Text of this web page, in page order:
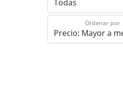
Ordenar por